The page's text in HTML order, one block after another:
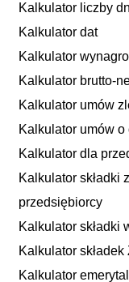
Kalkulator liczby
Kalkulator dat
Kalkulator
Kalkulator brutto-
Kalkulator umów
Kalkulator umów o
Kalkulator dla
Kalkulator składki
przedsiębiorcy
Kalkulator składki
Kalkulator składek
Kalkulator